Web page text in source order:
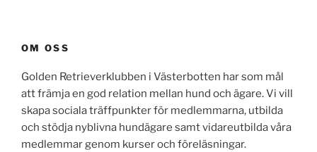
OM OSS
Golden Retrieverklubben i Västerbotten har som mål
att främja en god relation mellan hund och ägare. Vi vill
skapa sociala träffpunkter för medlemmarna, utbilda
och stödja nyblivna hundägare samt vidareutbilda våra
medlemmar genom kurser och föreläsningar.